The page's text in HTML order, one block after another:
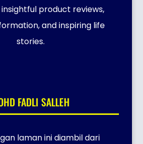
insightful product reviews,
and inspiring life
stories.
FADLI SALLEH
laman ini diambil dari